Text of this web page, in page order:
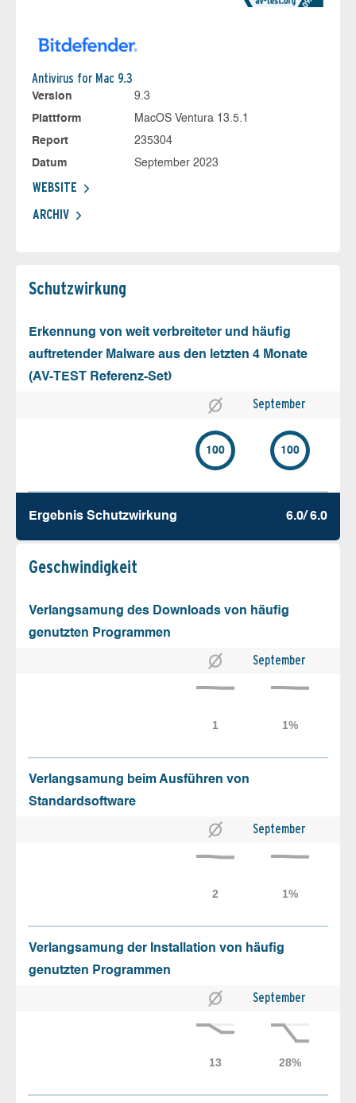
Antivirus for Mac 9.3
Version
9.3
Plattform
MacOS Ventura 13.5.1
Report
235304
Datum
September 2023
WEBSITE
ARCHIV
Schutz­wirkung
Erkennung von weit verbreiteter und häufig
auftretender Malware aus den letzten 4 Monate
(AV-TEST Referenz-Set)
September
100 100
Ergebnis Schutz­wirkung 6.0/ 6.0
Geschw­indigkeit
Verlangsamung des Downloads von häufig
genutzten Programmen
September
Verlangsamung beim Ausführen von
Standardsoftware
September
Verlangsamung der Installation von häufig
genutzten Programmen
September